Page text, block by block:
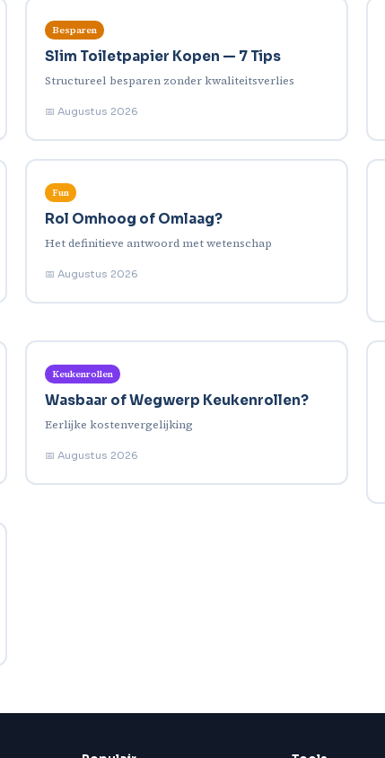
Besparen
Slim Toiletpapier Kopen — 7 Tips
Structureel besparen zonder kwaliteitsverlies
📅 Augustus 2026
Fun
Rol Omhoog of Omlaag?
Het definitieve antwoord met wetenschap
📅 Augustus 2026
Keukenrollen
Wasbaar of Wegwerp Keukenrollen?
Eerlijke kostenvergelijking
📅 Augustus 2026